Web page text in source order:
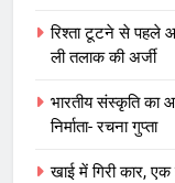
रिश्ता टूटने से पहले
ली तलाक की अर्जी
भारतीय संस्कृति का
निर्माता- रचना गुप्ता
खाई में गिरी कार, एक